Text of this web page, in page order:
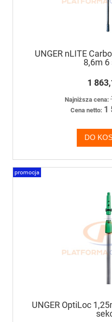
UNGER nLITE
8,6m 6
1
Najniższa cena:
Cena netto: 1
DO
UNGER OptiLoc
promocja